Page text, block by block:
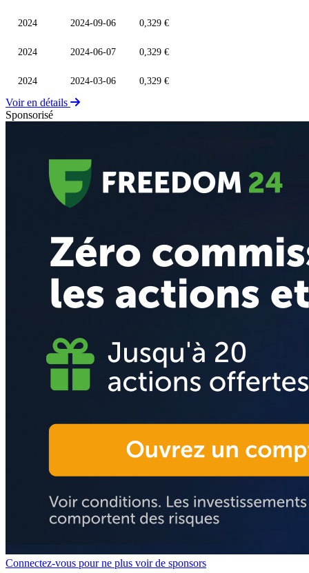
2024 2024-09-06 0,329 €
2024 2024-06-07 0,329 €
2024 2024-03-06 0,329 €
Voir en détails
Sponsorisé
Connectez-vous pour ne plus voir de sponsors